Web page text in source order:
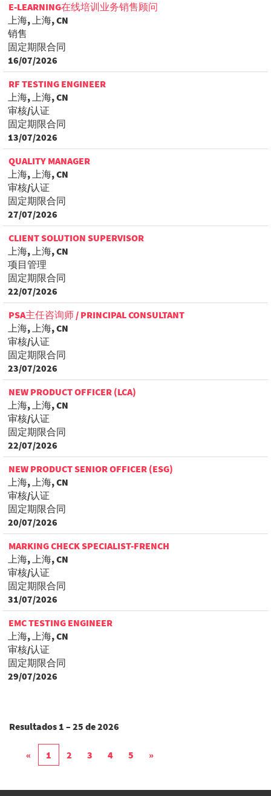
E-LEARNING在线培训业务销售顾问
上海, 上海, CN
销售
固定期限合同
16/07/2026
RF TESTING ENGINEER
上海, 上海, CN
审核/认证
固定期限合同
13/07/2026
QUALITY MANAGER
上海, 上海, CN
审核/认证
固定期限合同
27/07/2026
CLIENT SOLUTION SUPERVISOR
上海, 上海, CN
项目管理
固定期限合同
22/07/2026
PSA主任咨询师 / PRINCIPAL CONSULTANT
上海, 上海, CN
审核/认证
固定期限合同
23/07/2026
NEW PRODUCT OFFICER (LCA)
上海, 上海, CN
审核/认证
固定期限合同
22/07/2026
NEW PRODUCT SENIOR OFFICER (ESG)
上海, 上海, CN
审核/认证
固定期限合同
20/07/2026
MARKING CHECK SPECIALIST-FRENCH
上海, 上海, CN
审核/认证
固定期限合同
31/07/2026
EMC TESTING ENGINEER
上海, 上海, CN
审核/认证
固定期限合同
29/07/2026
Resultados 1 – 25 de2026
« 1 2 3 4 5 »